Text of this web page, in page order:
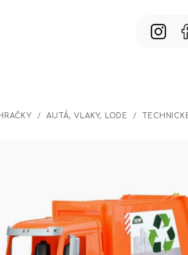
/ AUTÁ, VLAKY, LODE /